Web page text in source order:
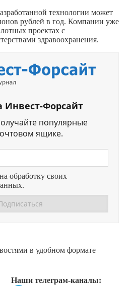
технологии может
рублей в год. Компании уже
проектах с
здравоохранения.
Инвест-Форсайт
популярные
ящике.
на обработку своих
в удобном формате
Наши телеграм-каналы: